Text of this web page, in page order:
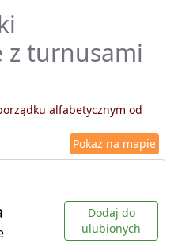
z turnusami
alfabetycznym od
Pokaż na mapie
Dodaj do
ulubionych